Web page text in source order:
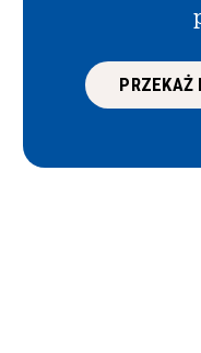
PRZEKAŻ